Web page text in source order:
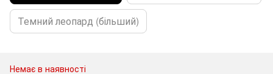
Темний леопард (більший)
Немає в наявності